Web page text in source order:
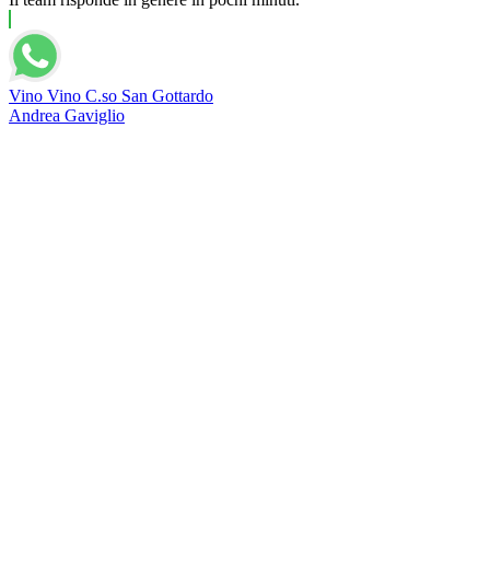
Vino Vino C.so San Gottardo
Andrea Gaviglio